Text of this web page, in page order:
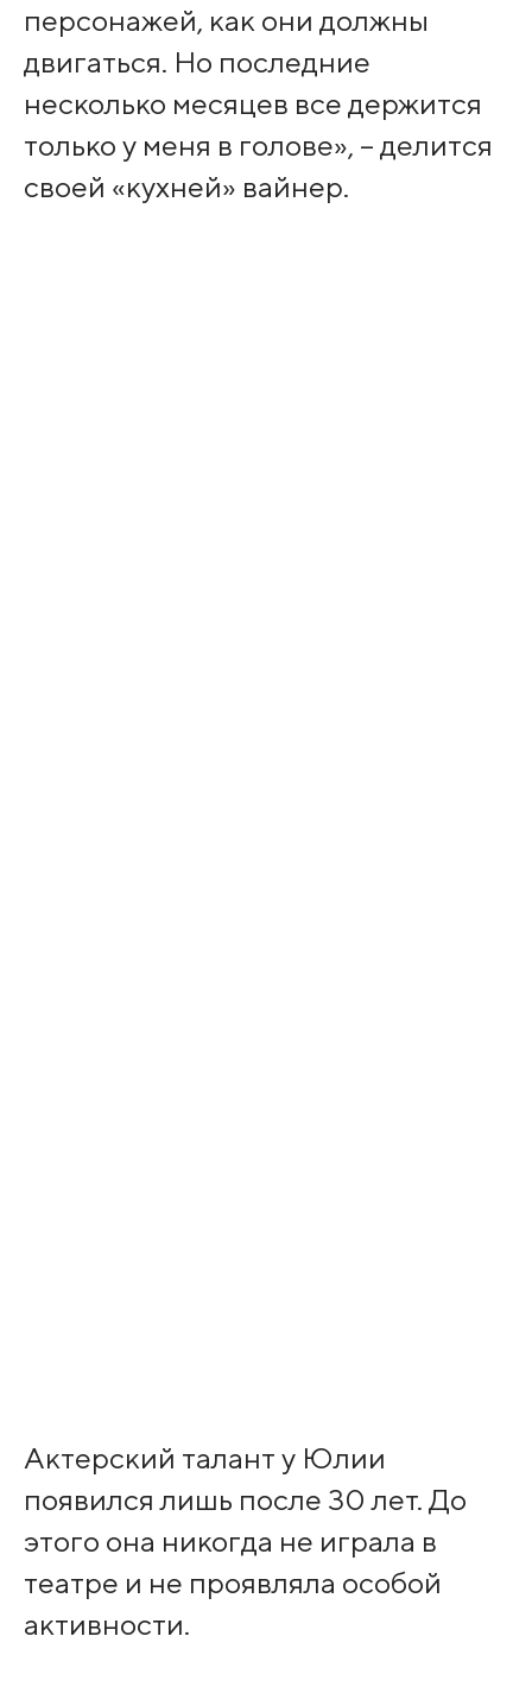
персонажей, как они должны
двигаться. Но последние
несколько месяцев все держится
только у меня в голове», – делится
своей «кухней» вайнер.
Актерский талант у Юлии
появился лишь после 30 лет. До
этого она никогда не играла в
театре и не проявляла особой
активности.